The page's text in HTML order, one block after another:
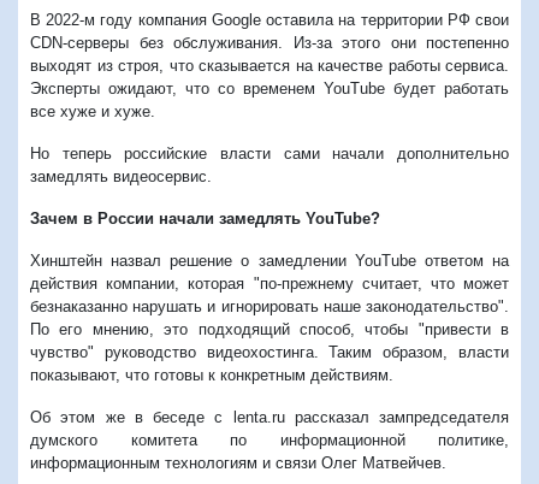
В 2022-м году компания Google оставила на территории РФ свои
CDN-серверы без обслуживания. Из-за этого они постепенно
выходят из строя, что сказывается на качестве работы сервиса.
Эксперты ожидают, что со временем YouTube будет работать
все хуже и хуже.
Но теперь российские власти сами начали дополнительно
замедлять видеосервис.
Зачем в России начали замедлять YouTube?
Хинштейн назвал решение о замедлении YouTube ответом на
действия компании, которая "по-прежнему считает, что может
безнаказанно нарушать и игнорировать наше законодательство".
По его мнению, это подходящий способ, чтобы "привести в
чувство" руководство видеохостинга. Таким образом, власти
показывают, что готовы к конкретным действиям.
Об этом же в беседе с lenta.ru рассказал зампредседателя
думского комитета по информационной политике,
информационным технологиям и связи Олег Матвейчев.